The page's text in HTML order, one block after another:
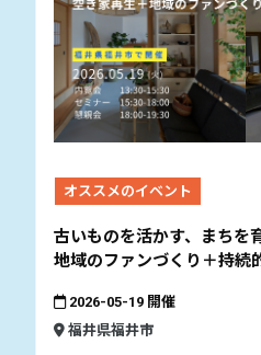
オススメのイベント
古いものを活かす、まち
地域のファンづくり＋持続
2026-05-19 開催
福井県福井市